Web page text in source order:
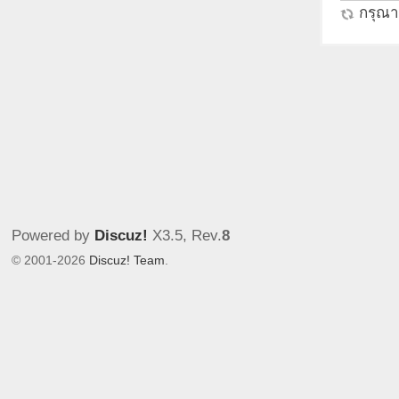
กรุณ
Powered by Discuz! X3.5, Rev.8
© 2001-2026 Discuz! Team